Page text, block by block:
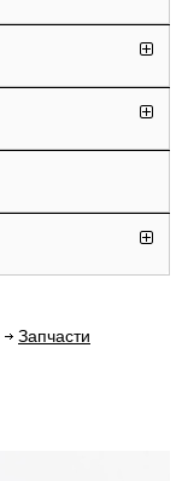
Запчасти